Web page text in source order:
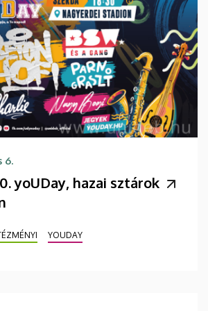
6.
yoUDay, hazai sztárok
YOUDAY